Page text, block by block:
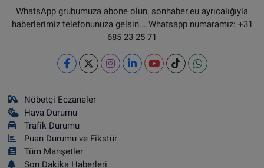
WhatsApp grubumuza abone olun, sonhaber.eu ayrıcalığıyla
haberlerimiz telefonunuza gelsin... Whatsapp numaramız: +31
685 23 25 71
Nöbetçi Eczaneler
Hava Durumu
Trafik Durumu
Puan Durumu ve Fikstür
Tüm Manşetler
Son Dakika Haberleri